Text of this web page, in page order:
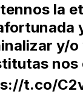
la
y/o
nos
t.co/